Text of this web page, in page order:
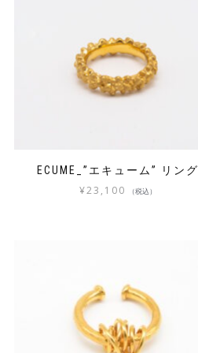
ECUME_”エキューム” リング
¥23,100 （税込）